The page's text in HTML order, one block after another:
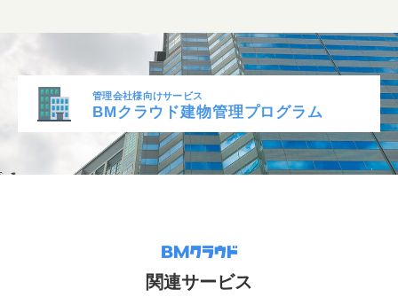
管理会社様向けサービス
BMクラウド建物管理プログラム
関連サービス